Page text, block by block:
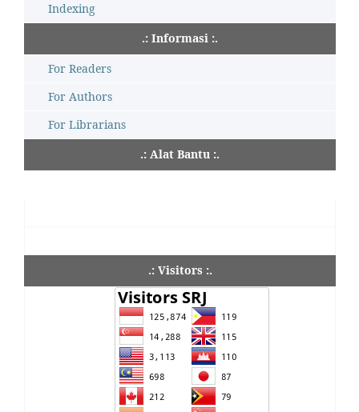
Indexing
.: Informasi :.
For Readers
For Authors
For Librarians
.: Alat Bantu :.
.: Visitors :.